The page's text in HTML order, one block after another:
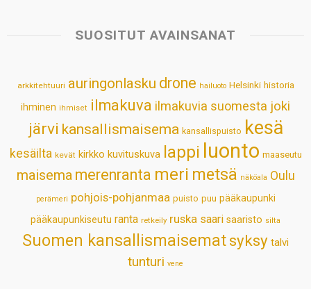
s
p
b
k
e
n
e
s
t
l
SUOSITUT AVAINSANAT
arkkitehtuuri auringonlasku drone hailuoto Helsinki historia
ihminen ihmiset ilmakuva ilmakuvia suomesta joki
järvi kansallismaisema kansallispuisto kesä
kesäilta kevät kirkko kuvituskuva lappi luonto maaseutu
maisema merenranta meri metsä näköala Oulu
perämeri pohjois-pohjanmaa puisto puu pääkaupunki
pääkaupunkiseutu ranta retkeily ruska saari saaristo silta
Suomen kansallismaisematsyksy talvi
tunturi vene